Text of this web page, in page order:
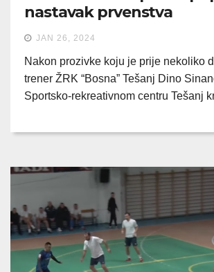
nastavak prvenstva
JAN 26, 2024
Nakon prozivke koju je prije nekoliko
trener ŽRK “Bosna” Tešanj Dino
Sportsko-rekreativnom centru Tešanj